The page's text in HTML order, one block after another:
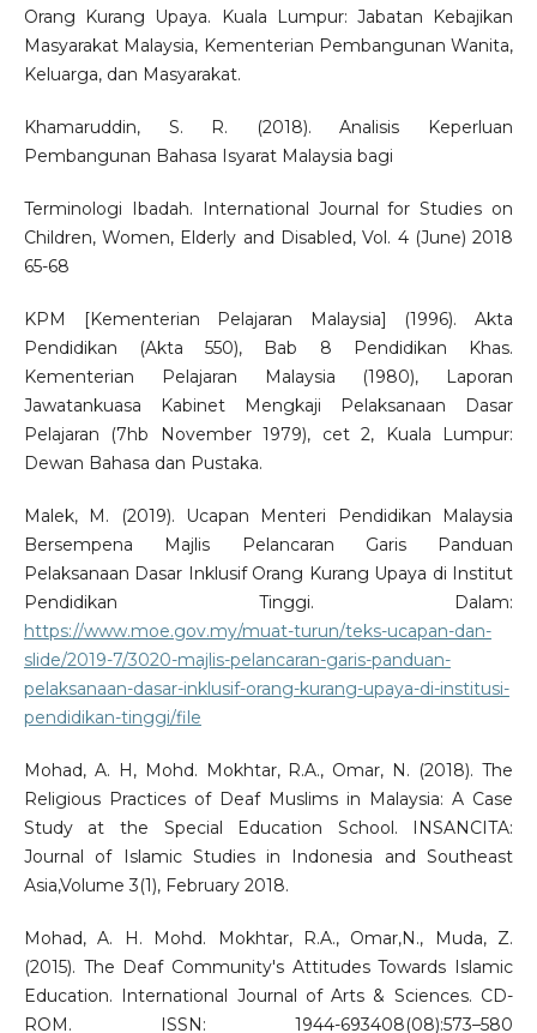
Orang Kurang Upaya. Kuala Lumpur: Jabatan Kebajikan
Masyarakat Malaysia, Kementerian Pembangunan Wanita,
Keluarga, dan Masyarakat.
Khamaruddin, S. R. (2018). Analisis Keperluan
Pembangunan Bahasa Isyarat Malaysia bagi
Terminologi Ibadah. International Journal for Studies on
Children, Women, Elderly and Disabled, Vol. 4 (June) 2018
65-68
KPM [Kementerian Pelajaran Malaysia] (1996). Akta
Pendidikan (Akta 550), Bab 8 Pendidikan Khas.
Kementerian Pelajaran Malaysia (1980), Laporan
Jawatankuasa Kabinet Mengkaji Pelaksanaan Dasar
Pelajaran (7hb November 1979), cet 2, Kuala Lumpur:
Dewan Bahasa dan Pustaka.
Malek, M. (2019). Ucapan Menteri Pendidikan Malaysia
Bersempena Majlis Pelancaran Garis Panduan
Pelaksanaan Dasar Inklusif Orang Kurang Upaya di Institut
Pendidikan Tinggi. Dalam:
https://www.moe.gov.my/muat-turun/teks-ucapan-dan-
slide/2019-7/3020-majlis-pelancaran-garis-panduan-
pelaksanaan-dasar-inklusif-orang-kurang-upaya-di-institusi-
pendidikan-tinggi/file
Mohad, A. H, Mohd. Mokhtar, R.A., Omar, N. (2018). The
Religious Practices of Deaf Muslims in Malaysia: A Case
Study at the Special Education School. INSANCITA:
Journal of Islamic Studies in Indonesia and Southeast
Asia,Volume 3(1), February 2018.
Mohad, A. H. Mohd. Mokhtar, R.A., Omar,N., Muda, Z.
(2015). The Deaf Community's Attitudes Towards Islamic
Education. International Journal of Arts & Sciences. CD-
ROM. ISSN: 1944-693408(08):573–580